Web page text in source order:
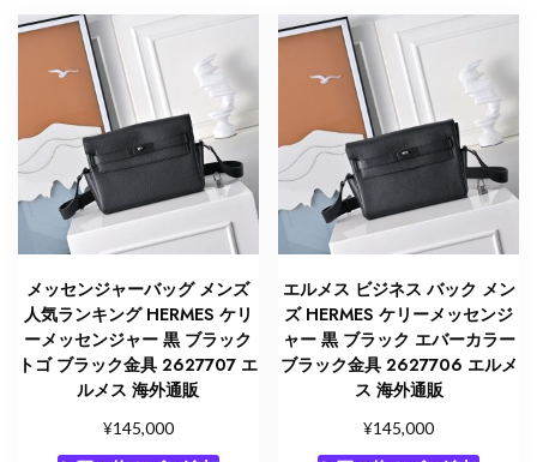
メッセンジャーバッグ メンズ
人気ランキング HERMES ケリ
ーメッセンジャー 黒 ブラック
トゴ ブラック金具 2627707 エ
ルメス 海外通販
¥145,000
エルメス ビジネス バック メン
ズ HERMES ケリーメッセンジ
ャー 黒 ブラック エバーカラー
ブラック金具 2627706 エルメ
ス 海外通販
¥145,000